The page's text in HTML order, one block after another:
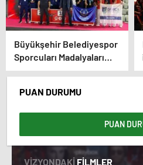
Büyükşehir Belediyespor
Sporcuları Madalyaları
Topluyor
PUAN DURUMU
PUAN
VİZYONDAKİ FİLMLER